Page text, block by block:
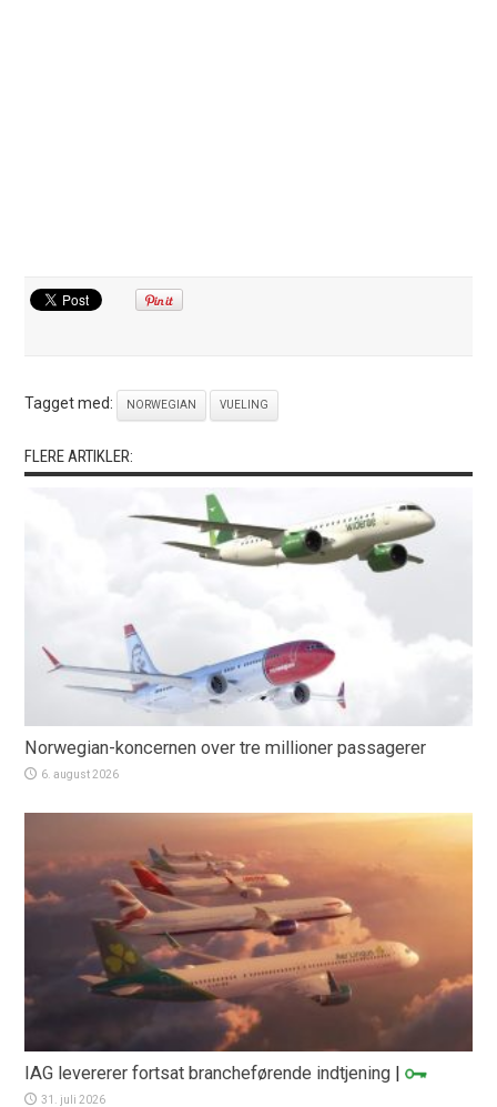
Tagget med: NORWEGIAN VUELING
FLERE ARTIKLER:
Norwegian-koncernen over tre millioner passagerer
6. august 2026
IAG levererer fortsat brancheførende indtjening |
31. juli 2026